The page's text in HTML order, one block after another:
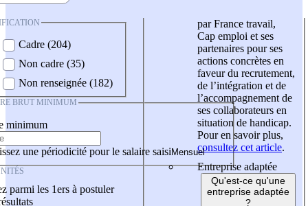
Cadre (204)
Non cadre (35)
Non renseignée (182)
BRUT MINIMUM
minimum
une périodicité pour le salaire saisi
parmi les 1ers à postuler
par France travail,
Cap emploi et ses
partenaires pour ses
actions concrètes en
faveur du recrutement,
de l’intégration et de
l’accompagnement de
ses collaborateurs en
situation de handicap.
Pour en savoir plus,
consultez cet article.
Entreprise adaptée
Qu'est-ce qu'une
entreprise adaptée
?